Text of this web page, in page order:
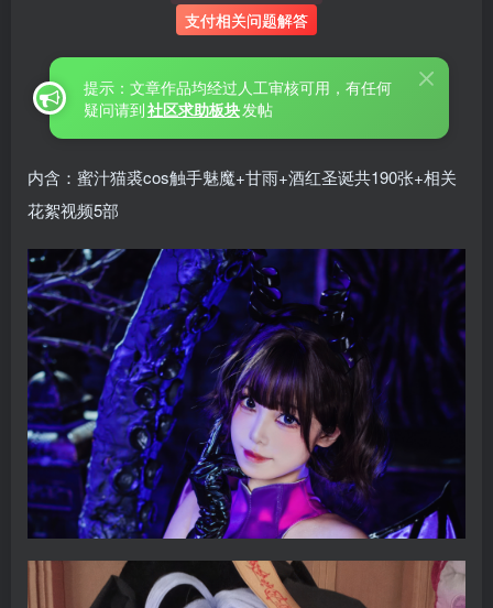
支付相关问题解答
提示：文章作品均经过人工审核可用，有任何
疑问请到社区求助板块发帖
内含：蜜汁猫裘cos触手魅魔+甘雨+酒红圣诞共190张+相关
花絮视频5部